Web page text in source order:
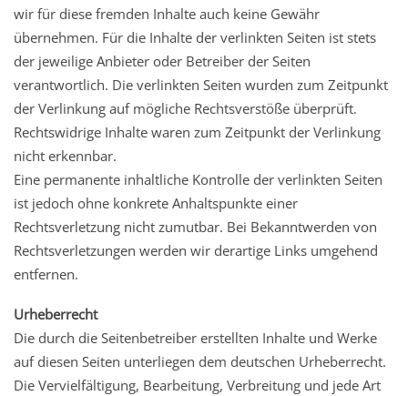
wir für diese fremden Inhalte auch keine Gewähr
übernehmen. Für die Inhalte der verlinkten Seiten ist stets
der jeweilige Anbieter oder Betreiber der Seiten
verantwortlich. Die verlinkten Seiten wurden zum Zeitpunkt
der Verlinkung auf mögliche Rechtsverstöße überprüft.
Rechtswidrige Inhalte waren zum Zeitpunkt der Verlinkung
nicht erkennbar.
Eine permanente inhaltliche Kontrolle der verlinkten Seiten
ist jedoch ohne konkrete Anhaltspunkte einer
Rechtsverletzung nicht zumutbar. Bei Bekanntwerden von
Rechtsverletzungen werden wir derartige Links umgehend
entfernen.
Urheberrecht
Die durch die Seitenbetreiber erstellten Inhalte und Werke
auf diesen Seiten unterliegen dem deutschen Urheberrecht.
Die Vervielfältigung, Bearbeitung, Verbreitung und jede Art